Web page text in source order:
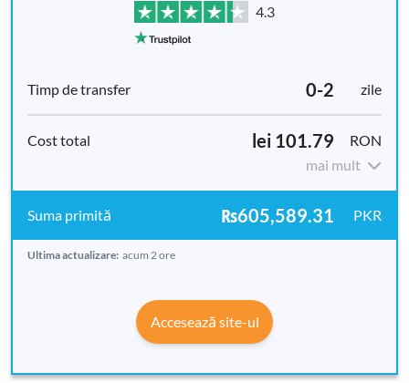
4.3
0-2 zile
lei 101.79
RON
mai mult
₨605,589.31 PKR
Ultima actualizare: acum 2 ore
Accesează site-ul